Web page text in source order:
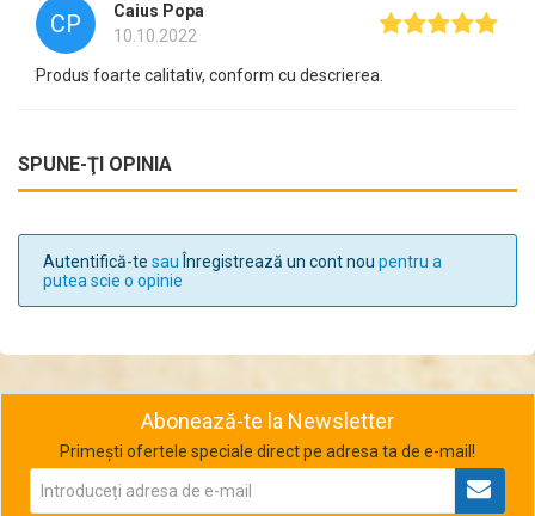
CP
Caius Popa
10.10.2022
Produs foarte calitativ, conform cu descrierea.
SPUNE-ŢI OPINIA
Autentifică-te sau Înregistrează un cont nou pentru a
putea scie o opinie
Abonează-te la Newsletter
Primești ofertele speciale direct pe adresa ta de e-mail!